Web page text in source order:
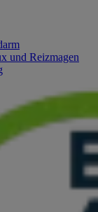
und Reizmagen